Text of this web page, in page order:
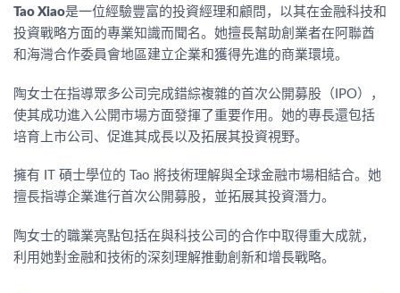
Tao Xiao是一位經驗豐富的投資經理和顧問，以其在金融科技和
投資戰略方面的專業知識而聞名。她擅長幫助創業者在阿聯酋
和海灣合作委員會地區建立企業和獲得先進的商業環境。
陶女士在指導眾多公司完成錯綜複雜的首次公開募股（IPO），
使其成功進入公開市場方面發揮了重要作用。她的專長還包括
培育上市公司、促進其成長以及拓展其投資視野。
擁有 IT 碩士學位的 Tao 將技術理解與全球金融市場相結合。她
擅長指導企業進行首次公開募股，並拓展其投資潛力。
陶女士的職業亮點包括在與科技公司的合作中取得重大成就，
利用她對金融和技術的深刻理解推動創新和增長戰略。